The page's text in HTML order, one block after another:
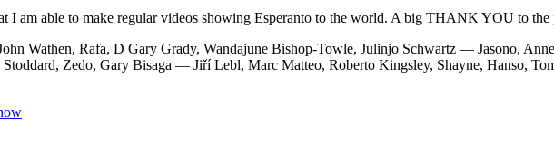
I am able to make regular videos showing Esperanto to the world. A big THANK YOU to
Wathen, Rafa, D Gary Grady, Wandajune Bishop-Towle, Julinjo Schwartz — Jasono,
Zedo, Gary Bisaga — Jiří Lebl, Marc Matteo, Roberto Kingsley, Shayne, Hanso,